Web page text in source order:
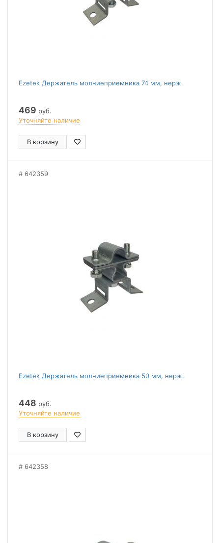
Ezetek Держатель молниеприемника 74 мм, нерж.
469 руб.
Уточняйте наличие
В корзину
642359
Ezetek Держатель молниеприемника 50 мм, нерж.
448 руб.
Уточняйте наличие
В корзину
642358